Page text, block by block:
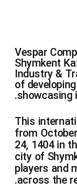
Vespar
Shymkent
Industry &
of
showcasing
This
from
24, 1404 in
city of
players and
across the